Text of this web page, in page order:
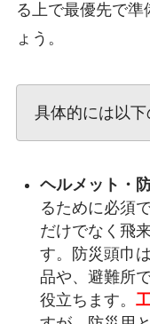
る上で最優先で準
ょう。
具体的には以下
ヘルメット・
るために必須
だけでなく飛
す。防災頭巾
品や、避難所
役立ちます。